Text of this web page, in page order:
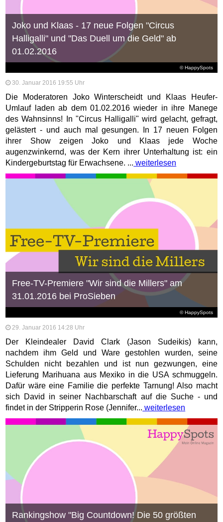
© HappySpots
Joko und Klaas - 17 neue Folgen "Circus
Halligalli" und "Das Duell um die Geld" ab
01.02.2016
30. Januar 2016 19:55 Uhr
Die Moderatoren Joko Winterscheidt und Klaas Heufer-
Umlauf laden ab dem 01.02.2016 wieder in ihre Manege
des Wahnsinns! In "Circus Halligalli" wird gelacht, gefragt,
gelästert - und auch mal gesungen. In 17 neuen Folgen
ihrer Show zeigen Joko und Klaas jede Woche
augenzwinkernd, was der Kern ihrer Unterhaltung ist: ein
Kindergeburtstag für Erwachsene. ... weiterlesen
© HappySpots
Free-TV-Premiere "Wir sind die Millers" am
31.01.2016 bei ProSieben
29. Januar 2016 14:28 Uhr
Der Kleindealer David Clark (Jason Sudeikis) kann,
nachdem ihm Geld und Ware gestohlen wurden, seine
Schulden nicht bezahlen und ist nun gezwungen, eine
Lieferung Marihuana aus Mexiko in die USA schmuggeln.
Dafür wäre eine Familie die perfekte Tarnung! Also macht
sich David in seiner Nachbarschaft auf die Suche - und
findet in der Stripperin Rose (Jennifer... weiterlesen
Rankingshow "Big Countdown! Die 50 größten